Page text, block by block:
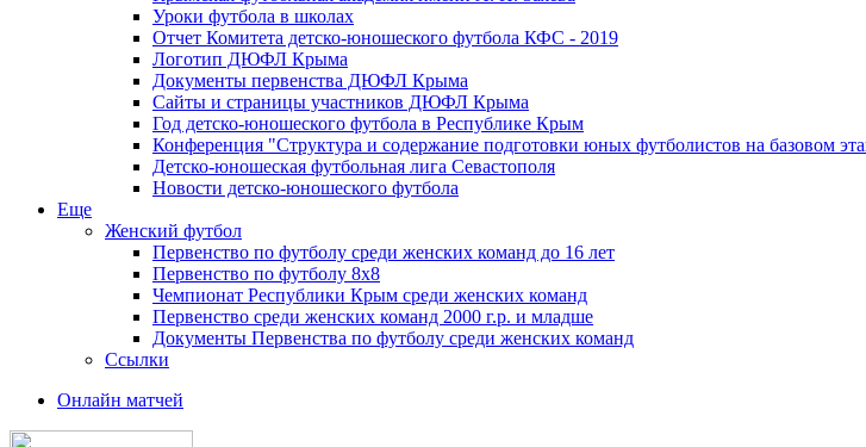
Уроки футбола в школах
Отчет Комитета детско-юношеского футбола КФС - 2019
Логотип ДЮФЛ Крыма
Документы первенства ДЮФЛ Крыма
Сайты и страницы участников ДЮФЛ Крыма
Год детско-юношеского футбола в Республике Крым
Конференция "Структура и содержание подготовки юных футболистов на базовом
Детско-юношеская футбольная лига Севастополя
Новости детско-юношеского футбола
Еще
Женский футбол
Первенство по футболу среди женских команд до 16 лет
Первенство по футболу 8х8
Чемпионат Республики Крым среди женских команд
Первенство среди женских команд 2000 г.р. и младше
Документы Первенства по футболу среди женских команд
Ссылки
Онлайн матчей